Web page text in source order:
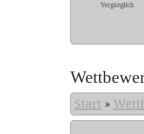
Vergänglich
Start »